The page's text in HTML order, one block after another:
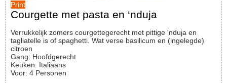
Print
Courgette met pasta en ‘nduja
Verrukkelijk zomers courgettegerecht met pittige 'nduja en
tagliatelle is of spaghetti. Wat verse basilicum en (ingelegde)
citroen
Gang: Hoofdgerecht
Keuken: Italiaans
Voor: 4 Personen